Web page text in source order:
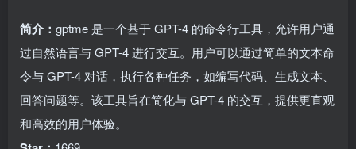
简介： gptme 是一个基于 GPT-4 的命令行工具，允许用户通
过自然语言与 GPT-4 进行交互。用户可以通过简单的文本命
令与 GPT-4 对话，执行各种任务，如编写代码、生成文本、
回答问题等。该工具旨在简化与 GPT-4 的交互，提供更直观
和高效的用户体验。